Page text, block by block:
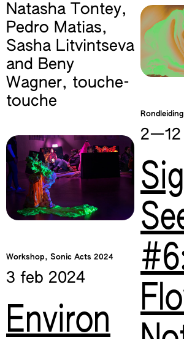
Natasha Tontey,
Pedro Matias,
Sasha Litvintseva
and Beny
Wagner, touche-
touche
Workshop, Sonic Acts 2024
3 feb 2024
Environ
2—​12